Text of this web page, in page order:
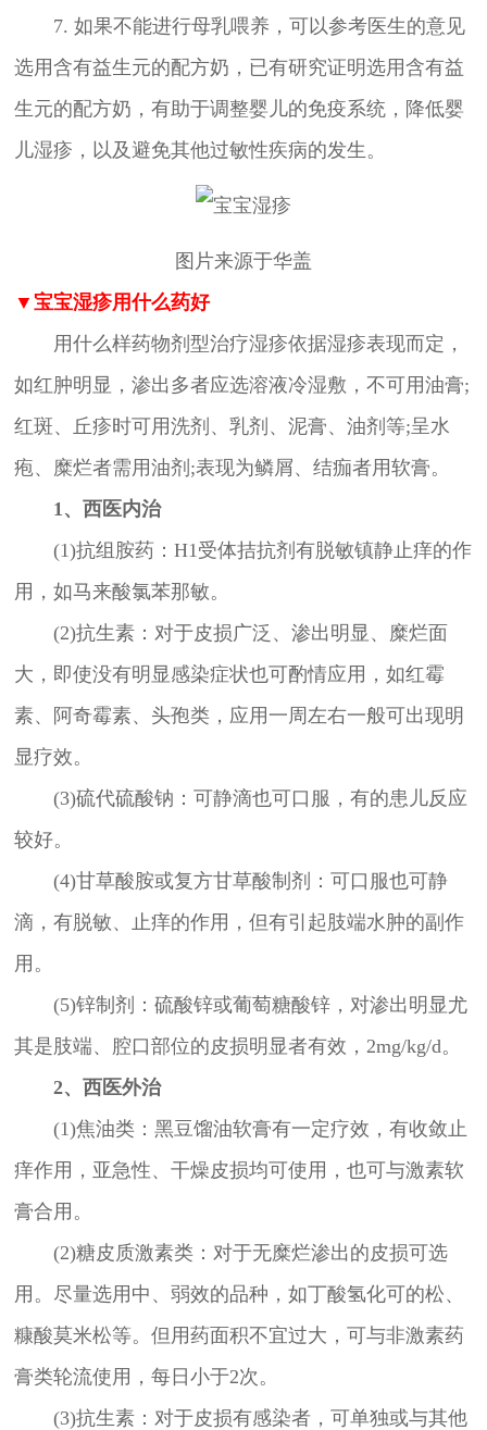
7. 如果不能进行母乳喂养，可以参考医生的意见
选用含有益生元的配方奶，已有研究证明选用含有益
生元的配方奶，有助于调整婴儿的免疫系统，降低婴
儿湿疹，以及避免其他过敏性疾病的发生。
图片来源于华盖
▼宝宝湿疹用什么药好
用什么样药物剂型治疗湿疹依据湿疹表现而定，
如红肿明显，渗出多者应选溶液冷湿敷，不可用油膏;
红斑、丘疹时可用洗剂、乳剂、泥膏、油剂等;呈水
疱、糜烂者需用油剂;表现为鳞屑、结痂者用软膏。
1、西医内治
(1)抗组胺药：H1受体拮抗剂有脱敏镇静止痒的作
用，如马来酸氯苯那敏。
(2)抗生素：对于皮损广泛、渗出明显、糜烂面
大，即使没有明显感染症状也可酌情应用，如红霉
素、阿奇霉素、头孢类，应用一周左右一般可出现明
显疗效。
(3)硫代硫酸钠：可静滴也可口服，有的患儿反应
较好。
(4)甘草酸胺或复方甘草酸制剂：可口服也可静
滴，有脱敏、止痒的作用，但有引起肢端水肿的副作
用。
(5)锌制剂：硫酸锌或葡萄糖酸锌，对渗出明显尤
其是肢端、腔口部位的皮损明显者有效，2mg/kg/d。
2、西医外治
(1)焦油类：黑豆馏油软膏有一定疗效，有收敛止
痒作用，亚急性、干燥皮损均可使用，也可与激素软
膏合用。
(2)糖皮质激素类：对于无糜烂渗出的皮损可选
用。尽量选用中、弱效的品种，如丁酸氢化可的松、
糠酸莫米松等。但用药面积不宜过大，可与非激素药
膏类轮流使用，每日小于2次。
(3)抗生素：对于皮损有感染者，可单独或与其他